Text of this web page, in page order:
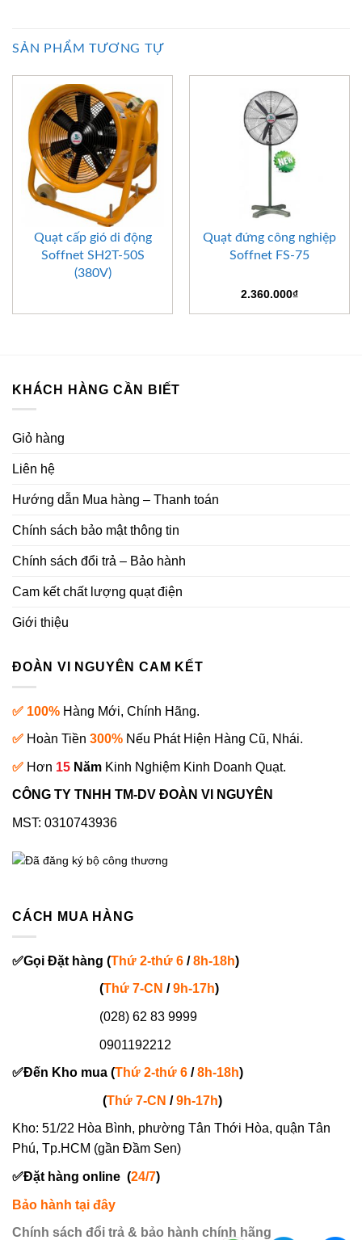
SẢN PHẨM TƯƠNG TỰ
Quạt cấp gió di động
Soffnet SH2T-50S
(380V)
Quạt đứng công nghiệp
Soffnet FS-75
2.360.000₫
KHÁCH HÀNG CẦN BIẾT
Giỏ hàng
Liên hệ
Hướng dẫn Mua hàng – Thanh toán
Chính sách bảo mật thông tin
Chính sách đổi trả – Bảo hành
Cam kết chất lượng quạt điện
Giới thiệu
ĐOÀN VI NGUYÊN CAM KẾT
✅ 100% Hàng Mới, Chính Hãng.
✅ Hoàn Tiền 300% Nếu Phát Hiện Hàng Cũ, Nhái.
✅ Hơn 15 Năm Kinh Nghiệm Kinh Doanh Quạt.
CÔNG TY TNHH TM-DV ĐOÀN VI NGUYÊN
MST: 0310743936
CÁCH MUA HÀNG
✅Gọi Đặt hàng (Thứ 2-thứ 6 /8h-18h)
(Thứ 7-CN /9h-17h)
(028) 62 83 9999
0901192212
✅Đến Kho mua (Thứ 2-thứ 6 /8h-18h)
(Thứ 7-CN /9h-17h)
Kho: 51/22 Hòa Bình, phường Tân Thới Hòa, quận Tân
Phú, Tp.HCM (gần Đầm Sen)
✅Đặt hàng online (24/7)
Bảo hành tại đây
Chính sách đổi trả & bảo hành chính hãng